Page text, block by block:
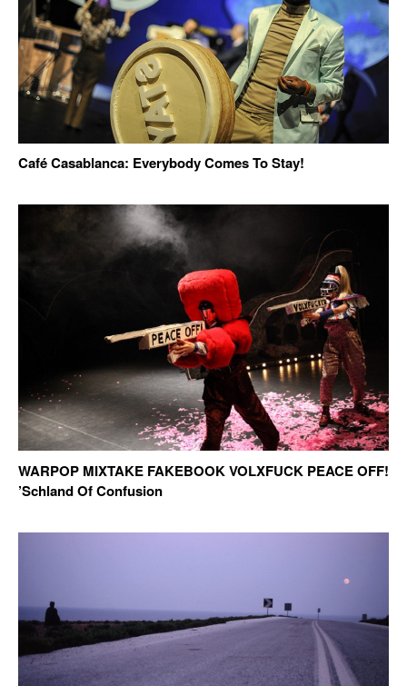
Café Casablanca: Everybody Comes To Stay!
WARPOP MIXTAKE FAKEBOOK VOLXFUCK PEACE OFF!
’Schland Of Confusion